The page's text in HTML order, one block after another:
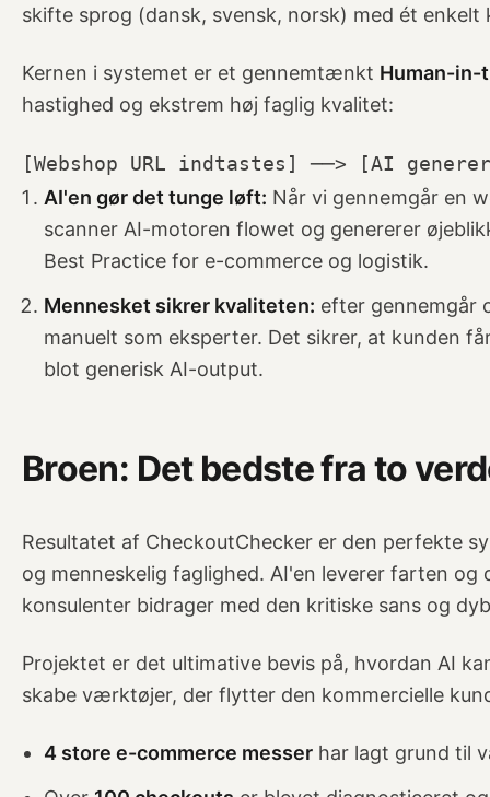
skifte sprog (dansk, svensk, norsk) med ét enkelt
Kernen i systemet er et gennemtænkt Human-in-
hastighed og ekstrem høj faglig kvalitet:
AI'en gør det tunge løft: Når vi gennemgår en
scanner AI-motoren flowet og genererer
Best Practice for e-commerce og logistik.
Mennesket sikrer kvaliteten: efter gennemgår
manuelt som eksperter. Det sikrer, at kunden
blot generisk AI-output.
Broen: Det bedste fra to
Resultatet af CheckoutChecker er den perfekte
og menneskelig faglighed. AI'en leverer farten og
konsulenter bidrager med den kritiske sans og
Projektet er det ultimative bevis på, hvordan AI
skabe værktøjer, der flytter den kommercielle
4 store e-commerce messer har lagt grund til